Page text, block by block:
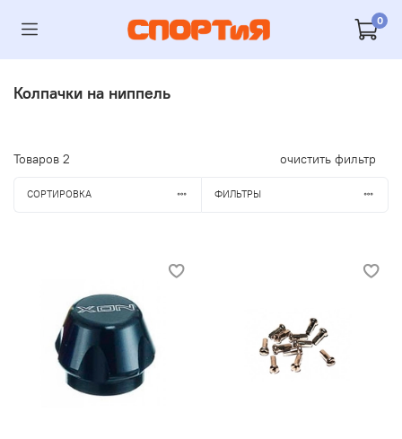
0
Колпачки на ниппель
Товаров 2 очистить фильтр
СОРТИРОВКА ФИЛЬТРЫ